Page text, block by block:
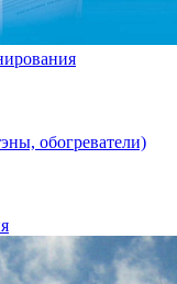
обогреватели)